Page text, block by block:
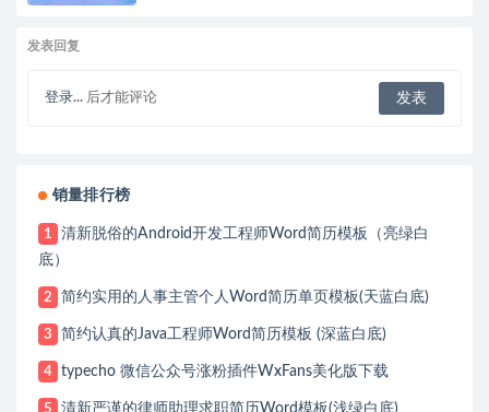
发表回复
登录... 后才能评论
销量排行榜
1
清新脱俗的Android开发工程师Word简历模板（亮绿白
底）
2 简约实用的人事主管个人Word简历单页模板(天蓝白底)
3 简约认真的Java工程师Word简历模板 (深蓝白底)
4 typecho 微信公众号涨粉插件WxFans美化版下载
5 清新严谨的律师助理求职简历Word模板(浅绿白底)